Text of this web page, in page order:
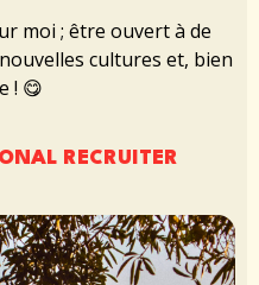
moi ; être ouvert à de
cultures et, bien
! 😋
RECRUITER